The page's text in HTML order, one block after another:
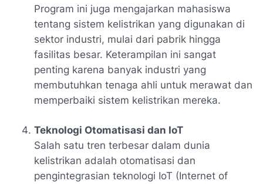
Program ini juga mengajarkan mahasiswa
tentang sistem kelistrikan yang digunakan di
sektor industri, mulai dari pabrik hingga
fasilitas besar. Keterampilan ini sangat
penting karena banyak industri yang
membutuhkan tenaga ahli untuk merawat dan
memperbaiki sistem kelistrikan mereka.
Teknologi Otomatisasi dan IoT
Salah satu tren terbesar dalam dunia
kelistrikan adalah otomatisasi dan
pengintegrasian teknologi IoT (Internet of